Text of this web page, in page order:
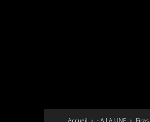
Accueil - A LA UNE